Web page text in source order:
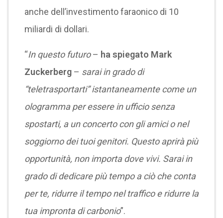
anche dell’investimento faraonico di 10
miliardi di dollari.
“In questo futuro– ha spiegato Mark
Zuckerberg– sarai in grado di
“teletrasportarti” istantaneamente come un
ologramma per essere in ufficio senza
spostarti, a un concerto con gli amici o nel
soggiorno dei tuoi genitori. Questo aprirà più
opportunità, non importa dove vivi. Sarai in
grado di dedicare più tempo a ciò che conta
per te, ridurre il tempo nel traffico e ridurre la
tua impronta di carbonio”.